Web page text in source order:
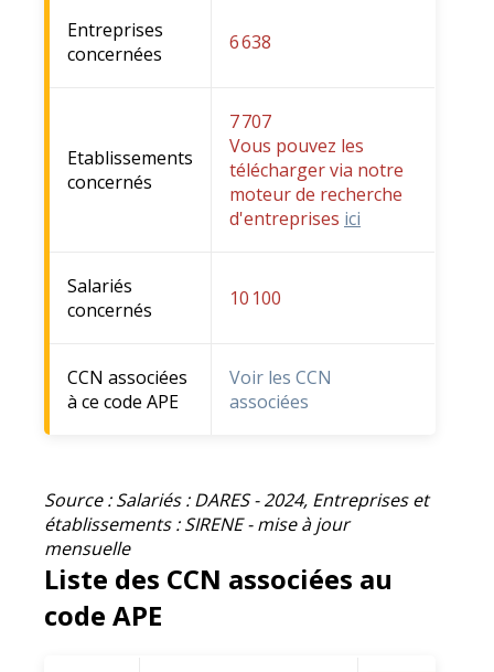
Entreprises
concernées
6 638
Etablissements
concernés
7 707
Vous pouvez les
télécharger via notre
moteur de recherche
d'entreprises ici
Salariés
concernés
10 100
CCN associées
à ce code APE
Voir les CCN
associées
Source : Salariés : DARES - 2024, Entreprises et
établissements : SIRENE - mise à jour
mensuelle
Liste des CCN associées au
code APE